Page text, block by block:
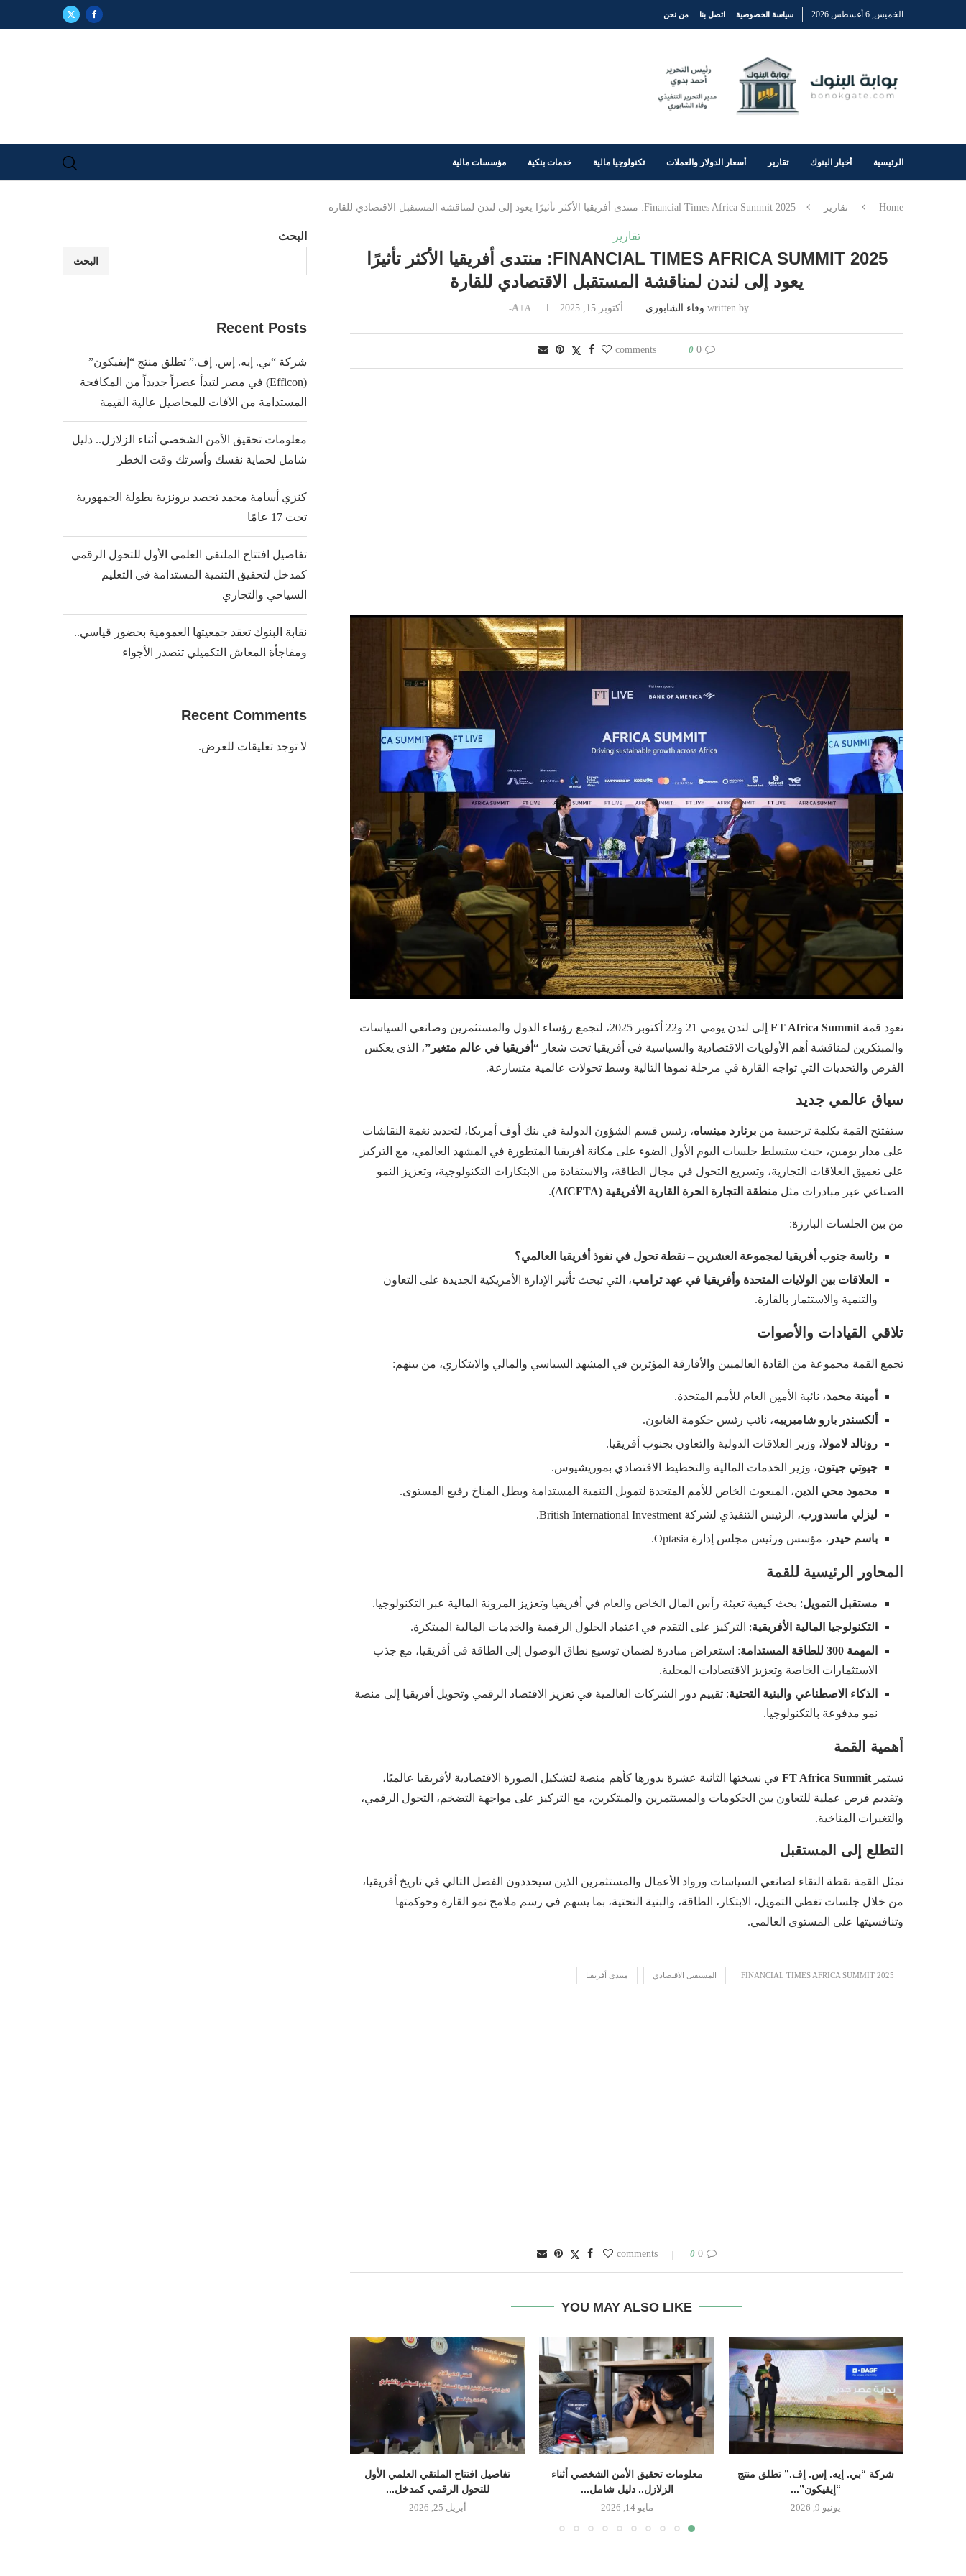
الخميس, 6 أغسطس 2026 سياسة الخصوصية اتصل بنا من نحن
الرئيسية أخبار البنوك تقارير أسعار الدولار والعملات تكنولوجيا مالية خدمات بنكية مؤسسات مالية
Home تقارير Financial Times Africa Summit 2025: منتدى أفريقيا الأكثر تأثيرًا يعود إلى لندن لمناقشة المستقبل الاقتصادي للقارة
تقارير
FINANCIAL TIMES AFRICA SUMMIT 2025: منتدى أفريقيا الأكثر تأثيرًا
يعود إلى لندن لمناقشة المستقبل الاقتصادي للقارة
written by وفاء الشابوري أكتوبر 15, 2025 A+A-
0 comments
0
تعود قمة FT Africa Summit
إلى لندن يومي 21 و22 أكتوبر 2025، لتجمع رؤساء الدول والمستثمرين وصانعي السياسات
والمبتكرين لمناقشة أهم الأولويات الاقتصادية والسياسية في أفريقيا تحت شعار “أفريقيا في عالم متغير”، الذي يعكس
الفرص والتحديات التي تواجه القارة في مرحلة نموها التالية وسط تحولات عالمية متسارعة.
سياق عالمي جديد
ستفتتح القمة بكلمة ترحيبية من برنارد مينساه، رئيس قسم الشؤون الدولية في بنك أوف أمريكا، لتحديد نغمة النقاشات
على مدار يومين، حيث ستسلط جلسات اليوم الأول الضوء على مكانة أفريقيا المتطورة في المشهد العالمي، مع التركيز
على تعميق العلاقات التجارية، وتسريع التحول في مجال الطاقة، والاستفادة من الابتكارات التكنولوجية، وتعزيز النمو
الصناعي عبر مبادرات مثل منطقة التجارة الحرة القارية الأفريقية (AfCFTA) .
من بين الجلسات البارزة:
رئاسة جنوب أفريقيا لمجموعة العشرين – نقطة تحول في نفوذ أفريقيا العالمي؟
العلاقات بين الولايات المتحدة وأفريقيا في عهد ترامب، التي تبحث تأثير الإدارة الأمريكية الجديدة على التعاون
والتنمية والاستثمار بالقارة.
تلاقي القيادات والأصوات
تجمع القمة مجموعة من القادة العالميين والأفارقة المؤثرين في المشهد السياسي والمالي والابتكاري، من بينهم:
أمينة محمد، نائبة الأمين العام للأمم المتحدة.
ألكسندر بارو شامبرييه، نائب رئيس حكومة الغابون.
رونالد لامولا، وزير العلاقات الدولية والتعاون بجنوب أفريقيا.
جيوتي جيتون، وزير الخدمات المالية والتخطيط الاقتصادي بموريشيوس.
محمود محي الدين، المبعوث الخاص للأمم المتحدة لتمويل التنمية المستدامة وبطل المناخ رفيع المستوى.
ليزلي ماسدورب، الرئيس التنفيذي لشركة British International Investment.
باسم حيدر ، مؤسس ورئيس مجلس إدارة Optasia.
المحاور الرئيسية للقمة
مستقبل التمويل: بحث كيفية تعبئة رأس المال الخاص والعام في أفريقيا وتعزيز المرونة المالية عبر التكنولوجيا.
التكنولوجيا المالية الأفريقية: التركيز على التقدم في اعتماد الحلول الرقمية والخدمات المالية المبتكرة.
المهمة 300 للطاقة المستدامة
: استعراض مبادرة لضمان توسيع نطاق الوصول إلى الطاقة في أفريقيا، مع جذب
الاستثمارات الخاصة وتعزيز الاقتصادات المحلية.
الذكاء الاصطناعي والبنية التحتية: تقييم دور الشركات العالمية في تعزيز الاقتصاد الرقمي وتحويل أفريقيا إلى منصة
نمو مدفوعة بالتكنولوجيا.
أهمية القمة
تستمر FT Africa Summit في نسختها الثانية عشرة بدورها كأهم منصة لتشكيل الصورة الاقتصادية لأفريقيا عالميًا،
وتقديم فرص عملية للتعاون بين الحكومات والمستثمرين والمبتكرين، مع التركيز على مواجهة التضخم، التحول الرقمي،
والتغيرات المناخية.
التطلع إلى المستقبل
تمثل القمة نقطة التقاء لصانعي السياسات ورواد الأعمال والمستثمرين الذين سيحددون الفصل التالي في تاريخ أفريقيا،
من خلال جلسات تغطي التمويل، الابتكار، الطاقة، والبنية التحتية، بما يسهم في رسم ملامح نمو القارة وحوكمتها
وتنافسيتها على المستوى العالمي.
FINANCIAL TIMES AFRICA SUMMIT 2025 المستقبل الاقتصادي منتدى أفريقيا
0 comments
0
YOU MAY ALSO LIKE
شركة “بي. إيه. إس. إف.” تطلق منتج
“إيفيكون”...
يونيو 9, 2026
معلومات تحقيق الأمن الشخصي أثناء
الزلازل.. دليل شامل...
مايو 14, 2026
تفاصيل افتتاح الملتقي العلمي الأول
للتحول الرقمي كمدخل...
أبريل 25, 2026
البحث
البحث
Recent Posts
شركة “بي. إيه. إس. إف.” تطلق منتج “إيفيكون”
(Efficon) في مصر لتبدأ عصراً جديداً من المكافحة
المستدامة من الآفات للمحاصيل عالية القيمة
معلومات تحقيق الأمن الشخصي أثناء الزلازل.. دليل
شامل لحماية نفسك وأسرتك وقت الخطر
كنزي أسامة محمد تحصد برونزية بطولة الجمهورية
تحت 17 عامًا
تفاصيل افتتاح الملتقي العلمي الأول للتحول الرقمي
كمدخل لتحقيق التنمية المستدامة في التعليم
السياحي والتجاري
نقابة البنوك تعقد جمعيتها العمومية بحضور قياسي..
ومفاجأة المعاش التكميلي تتصدر الأجواء
Recent Comments
لا توجد تعليقات للعرض.